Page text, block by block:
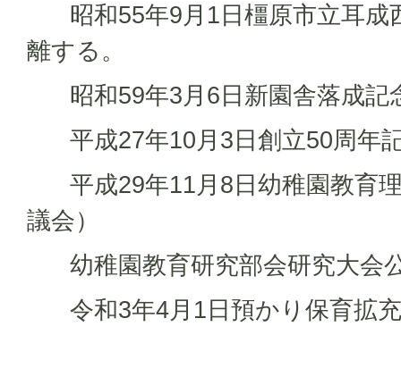
昭和55年9月1日橿原市立耳成
離する。
昭和59年3月6日新園舎落成記
平成27年10月3日創立50周年
平成29年11月8日幼稚園教育
議会）
幼稚園教育研究部会研究大会
令和3年4月1日預かり保育拡